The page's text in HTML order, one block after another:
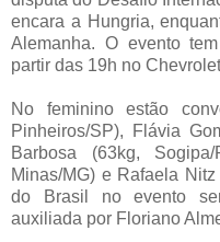
encara a Hungria,
Alemanha. O evento
partir das 19h no
No feminino estão
Pinheiros/SP), Flávia
Barbosa (63kg,
Minas/MG) e Rafaela
do Brasil no evento
auxiliada por Floriano